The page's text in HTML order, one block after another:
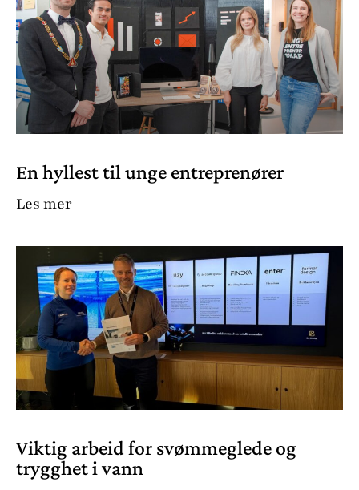
En hyllest til unge entreprenører
Les mer
Viktig arbeid for svømmeglede og
trygghet i vann